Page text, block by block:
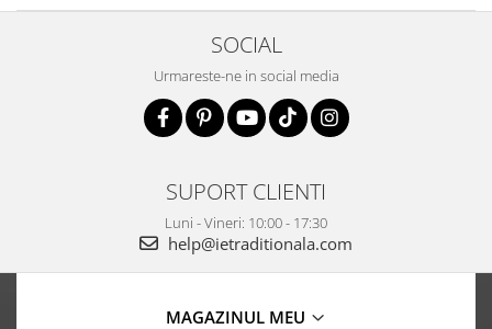
SOCIAL
Urmareste-ne in social media
SUPORT CLIENTI
Luni - Vineri: 10:00 - 17:30
help@ietraditionala.com
MAGAZINUL MEU